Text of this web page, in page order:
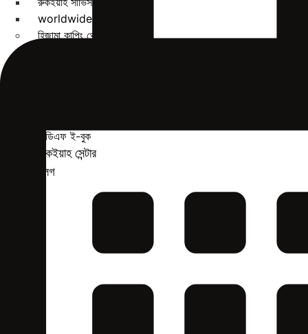
worldwide service
হিজামা কাপিং থেরাপি
পিডিএফ ই-বুক
রুকইয়াহ সেন্টার
ব্লগ